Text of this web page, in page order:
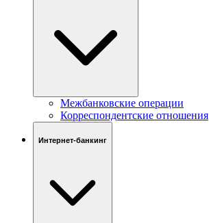
Межбанковские операции
Корреспондентские отношения
Интернет-банкинг